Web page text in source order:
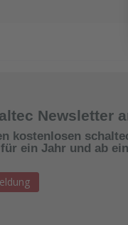
Newsletter
kostenlosen
ein Jahr und ab